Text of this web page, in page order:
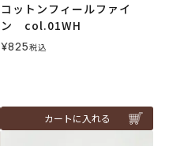
コットンフィールファイ
ン col.01WH
¥825税込
カートに入れる